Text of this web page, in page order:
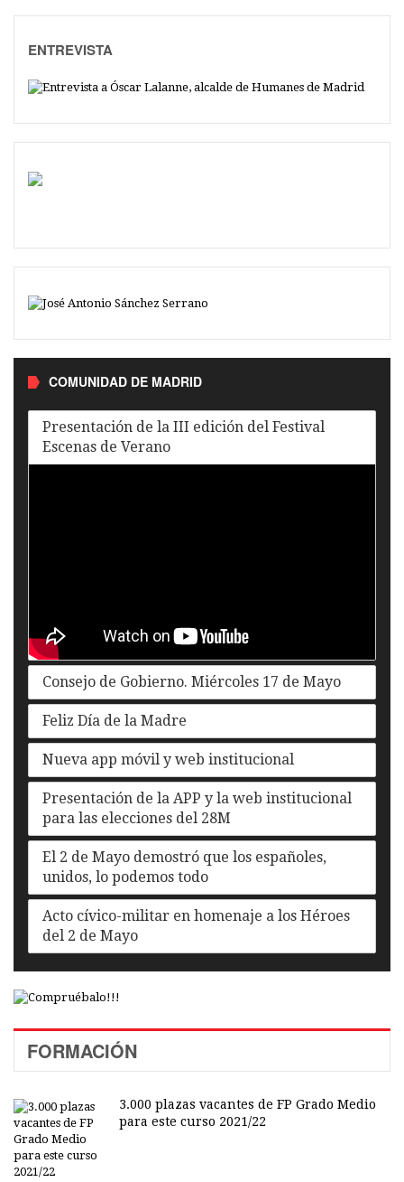
ENTREVISTA
COMUNIDAD DE MADRID
Presentación de la III edición del Festival
Escenas de Verano
Consejo de Gobierno. Miércoles 17 de Mayo
Feliz Día de la Madre
Nueva app móvil y web institucional
Presentación de la APP y la web institucional
para las elecciones del 28M
El 2 de Mayo demostró que los españoles,
unidos, lo podemos todo
Acto cívico-militar en homenaje a los Héroes
del 2 de Mayo
FORMACIÓN
3.000 plazas vacantes de FP Grado Medio
para este curso 2021/22